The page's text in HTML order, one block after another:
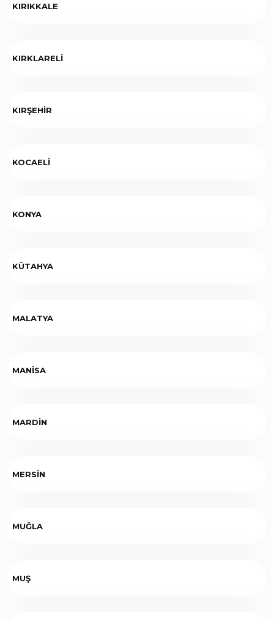
KIRIKKALE
KIRKLARELİ
KIRŞEHİR
KOCAELİ
KONYA
KÜTAHYA
MALATYA
MANİSA
MARDİN
MERSİN
MUĞLA
MUŞ